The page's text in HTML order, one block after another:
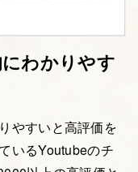
わかりやす
やすいと高評価を
いるYoutubeのチ